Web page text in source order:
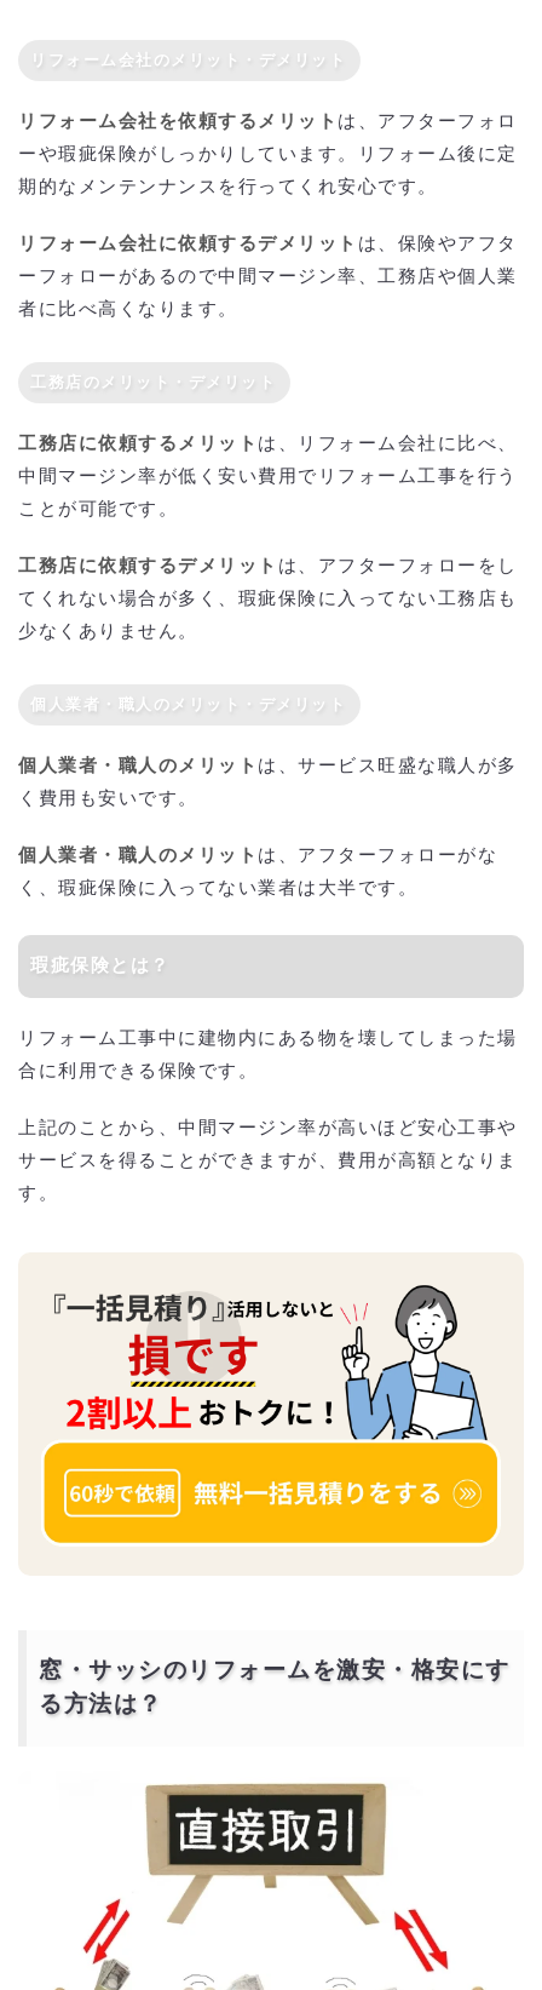
リフォーム会社のメリット・デメリット
リフォーム会社を依頼するメリット は、アフターフォロ
ーや瑕疵保険がしっかりしています。リフォーム後に定
期的なメンテンナンスを行ってくれ安心です。
リフォーム会社に依頼するデメリット は、保険やアフタ
ーフォローがあるので中間マージン率、工務店や個人業
者に比べ高くなります。
工務店のメリット・デメリット
工務店に依頼するメリット は、リフォーム会社に比べ、
中間マージン率が低く安い費用でリフォーム工事を行う
ことが可能です。
工務店に依頼するデメリット は、アフターフォローをし
てくれない場合が多く、瑕疵保険に入ってない工務店も
少なくありません。
個人業者・職人のメリット・デメリット
個人業者・職人のメリット は、サービス旺盛な職人が多
く費用も安いです。
個人業者・職人のメリット は、アフターフォローがな
く、瑕疵保険に入ってない業者は大半です。
瑕疵保険とは？
リフォーム工事中に建物内にある物を壊してしまった場
合に利用できる保険です。
上記のことから、中間マージン率が高いほど安心工事や
サービスを得ることができますが、費用が高額となりま
す。
窓・サッシのリフォームを激安・格安にす
る方法は？